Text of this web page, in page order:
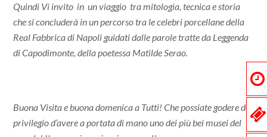
Quindi Vi invito in un viaggio tra mitologia, tecnica e storia
che si concluderà in un percorso tra le celebri porcellane della
Real Fabbrica di Napoli guidati dalle parole tratte da Leggenda
di Capodimonte, della poetessa Matilde Serao.
Buona Visita e buona domenica a Tutti! Che possiate godere del
privilegio d’avere a portata di mano uno dei più bei musei del